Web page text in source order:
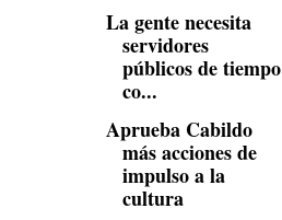
La gente necesita
servidores
públicos de tiempo
co...
Aprueba Cabildo
más acciones de
impulso a la
cultura